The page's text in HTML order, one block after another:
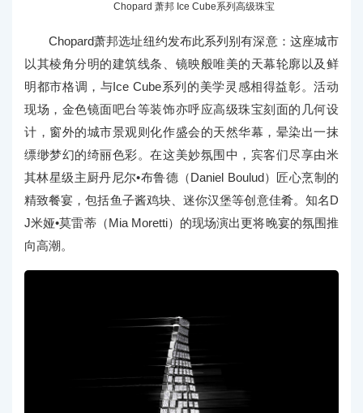
Chopard 萧邦 Ice Cube系列高级珠宝
Chopard萧邦选址纽约发布此系列别有深意：这座城市
以其棱角分明的建筑线条、镜映般唯美的天幕轮廓以及鲜
明都市格调，与Ice Cube系列的美学灵感相得益彰。活动
现场，金色镜面吧台等装饰亦呼应高级珠宝刻面的几何设
计，窗外的城市景观则化作盛会的天然华幕，晕染出一抹
缥缈梦幻的绮丽色彩。在这美妙氛围中，宾客们尽享由米
其林星级主厨丹尼尔•布鲁德（Daniel Boulud）匠心烹制的
精致餐宴，包括鱼子酱鸡块、迷你汉堡等创意佳肴。知名D
J米娅•莫雷蒂（Mia Moretti）的现场演出更将晚宴的氛围推
向高潮。